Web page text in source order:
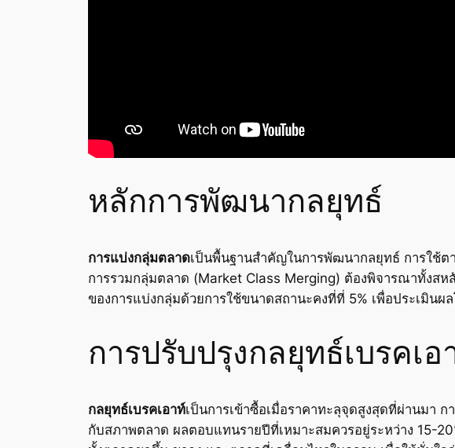
หลักการพัฒนากลยุทธ์
การแบ่งกลุ่มตลาดเป็นพื้นฐานสำคัญในการพัฒนากลยุทธ์ การใช้ต
การรวมกลุ่มตลาด (Market Class Merging) ต้องพิจารณาทั้งส
ของการแบ่งกลุ่มด้วยการใช้ขนาดสถานะคงที่ที่ 5% เพื่อประเมิน
การปรับปรุงกลยุทธ์เบรคเอ
กลยุทธ์เบรคเอาท์เป็นการเข้าซื้อเมื่อราคาทะลุจุดสูงสุดที่ผ่านมา
กับสภาพตลาด ผลตอบแทนรายปีที่เหมาะสมควรอยู่ระหว่าง 15-